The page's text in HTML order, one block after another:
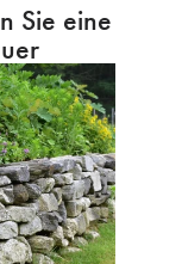
Sie eine